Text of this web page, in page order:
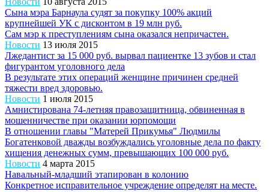
Сына мэра Барнаула судят за покупку 100% акций
крупнейшей УК с дисконтом в 19 млн руб.
Сам мэр к преступлениям сына оказался непричастен.
Новости 13 июля 2015
Лжедантист за 15 000 руб. вырвал пациентке 13 зубов и стал
фигурантом уголовного дела
В результате этих операций женщине причинен средней
тяжести вред здоровью.
Новости 1 июля 2015
Амнистирована 74-летняя правозащитница, обвиненная в
мошенничестве при оказании юрпомощи
В отношении главы "Матерей Прикумья" Людмилы
Богатенковой дважды возбуждались уголовные дела по факту
хищения денежных сумм, превышающих 100 000 руб.
Новости 4 марта 2015
Навальный-младший этапирован в колонию
Конкретное исправительное учреждение определят на месте.